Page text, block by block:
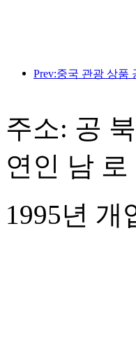
주소: 공
연인 남
1995년 개